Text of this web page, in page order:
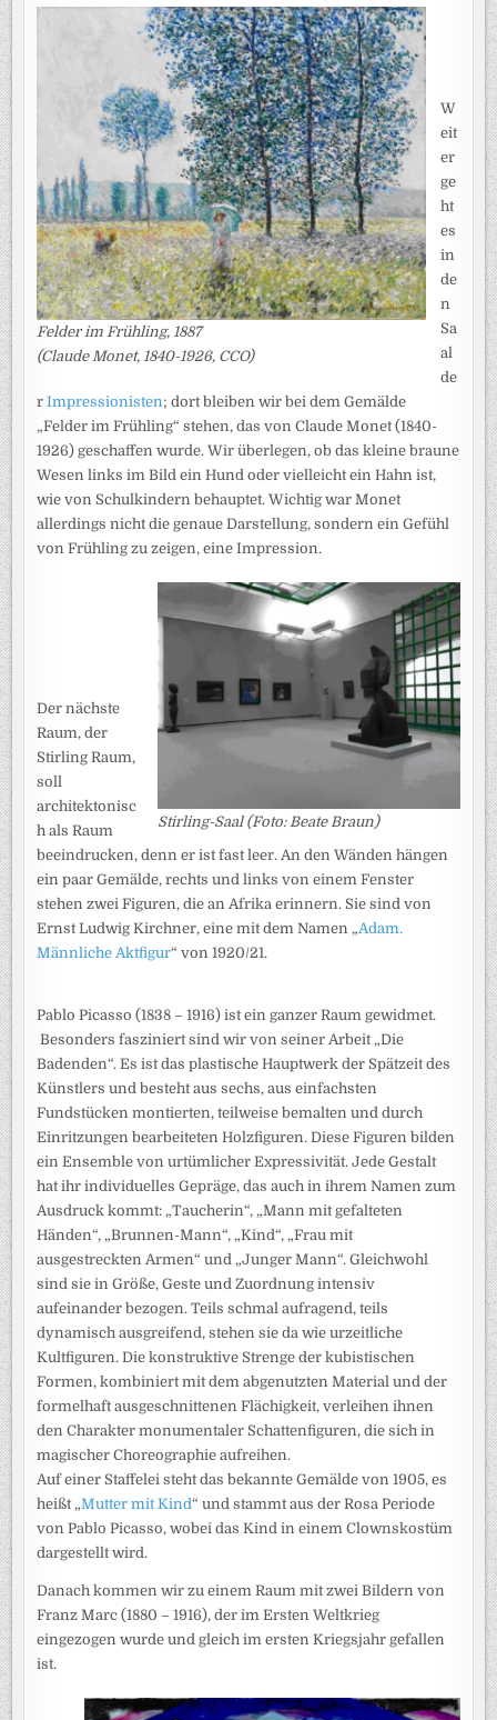
Felder im Frühling, 1887
(Claude Monet, 1840-1926, CCO)
W
eit
er
ge
ht
es
in
de
n
Sa
al
de
rImpressionisten; dort bleiben wir bei dem Gemälde
„Felder im Frühling“ stehen, das von Claude Monet (1840-
1926) geschaffen wurde. Wir überlegen, ob das kleine braune
Wesen links im Bild ein Hund oder vielleicht ein Hahn ist,
wie von Schulkindern behauptet. Wichtig war Monet
allerdings nicht die genaue Darstellung, sondern ein Gefühl
von Frühling zu zeigen, eine Impression.
Stirling-Saal (Foto: Beate Braun)
Der nächste
Raum, der
Stirling Raum,
soll
architektonisc
h als Raum
beeindrucken, denn er ist fast leer. An den Wänden hängen
ein paar Gemälde, rechts und links von einem Fenster
stehen zwei Figuren, die an Afrika erinnern. Sie sind von
Ernst Ludwig Kirchner, eine mit dem Namen „Adam.
Männliche Aktfigur“ von 1920/21.
Pablo Picasso (1838 – 1916) ist ein ganzer Raum gewidmet.
Besonders fasziniert sind wir von seiner Arbeit „Die
Badenden“. Es ist das plastische Hauptwerk der Spätzeit des
Künstlers und besteht aus sechs, aus einfachsten
Fundstücken montierten, teilweise bemalten und durch
Einritzungen bearbeiteten Holzfiguren. Diese Figuren bilden
ein Ensemble von urtümlicher Expressivität. Jede Gestalt
hat ihr individuelles Gepräge, das auch in ihrem Namen zum
Ausdruck kommt: „Taucherin“, „Mann mit gefalteten
Händen“, „Brunnen-Mann“, „Kind“, „Frau mit
ausgestreckten Armen“ und „Junger Mann“. Gleichwohl
sind sie in Größe, Geste und Zuordnung intensiv
aufeinander bezogen. Teils schmal aufragend, teils
dynamisch ausgreifend, stehen sie da wie urzeitliche
Kultfiguren. Die konstruktive Strenge der kubistischen
Formen, kombiniert mit dem abgenutzten Material und der
formelhaft ausgeschnittenen Flächigkeit, verleihen ihnen
den Charakter monumentaler Schattenfiguren, die sich in
magischer Choreographie aufreihen.
Auf einer Staffelei steht das bekannte Gemälde von 1905, es
heißt „Mutter mit Kind“ und stammt aus der Rosa Periode
von Pablo Picasso, wobei das Kind in einem Clownskostüm
dargestellt wird.
Danach kommen wir zu einem Raum mit zwei Bildern von
Franz Marc (1880 – 1916), der im Ersten Weltkrieg
eingezogen wurde und gleich im ersten Kriegsjahr gefallen
ist.